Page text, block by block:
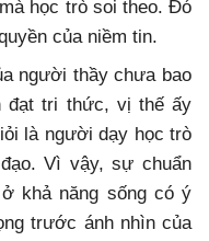
học trò soi theo. Đó
của niềm tin.
người thầy chưa bao
đạt tri thức, vị thế ấy
là người dạy học trò
Vì vậy, sự chuẩn
khả năng sống có ý
trước ánh nhìn của